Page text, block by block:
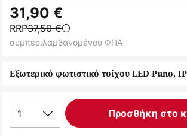
στην
αρχή
της
εικόνων
Εξωτερικό φωτιστικό τοίχου LED Puno,
31,90 €
RRP37,50 €
συμπεριλαμβανομένου ΦΠΑ
1 Προσθήκη στο